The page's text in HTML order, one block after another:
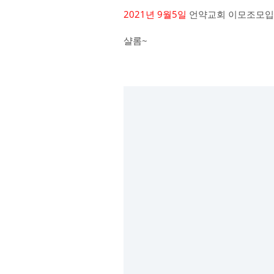
2021년 9월5일 언약교회 이모조모
샬롬~